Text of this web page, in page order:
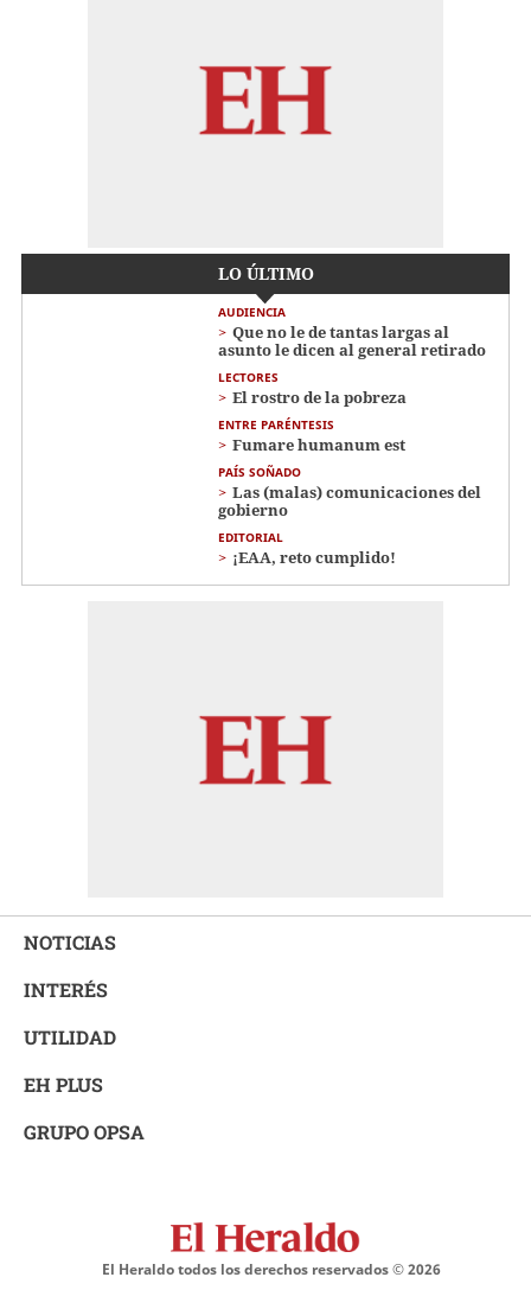
LO ÚLTIMO
AUDIENCIA
Que no le de tantas largas al
asunto le dicen al general retirado
LECTORES
El rostro de la pobreza
ENTRE PARÉNTESIS
Fumare humanum est
PAÍS SOÑADO
Las (malas) comunicaciones del
gobierno
EDITORIAL
¡EAA, reto cumplido!
NOTICIAS
INTERÉS
UTILIDAD
EH PLUS
GRUPO OPSA
El Heraldo todos los derechos reservados ©2026